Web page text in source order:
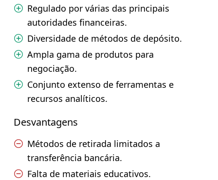
Regulado por várias das principais
autoridades financeiras.
Diversidade de métodos de depósito.
Ampla gama de produtos para
negociação.
Conjunto extenso de ferramentas e
recursos analíticos.
Desvantagens
Métodos de retirada limitados a
transferência bancária.
Falta de materiais educativos.